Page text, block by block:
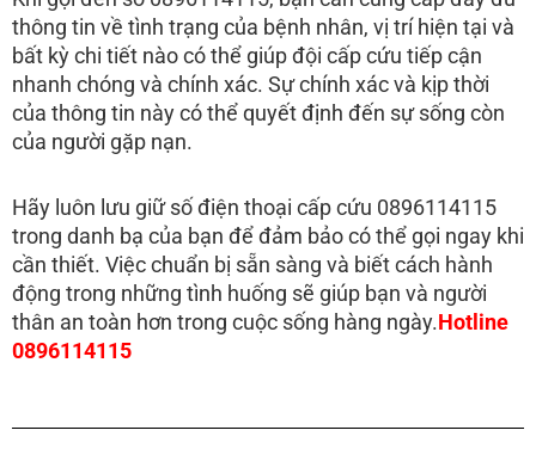
thông tin về tình trạng của bệnh nhân, vị trí hiện tại và
bất kỳ chi tiết nào có thể giúp đội cấp cứu tiếp cận
nhanh chóng và chính xác. Sự chính xác và kịp thời
của thông tin này có thể quyết định đến sự sống còn
của người gặp nạn.
Hãy luôn lưu giữ số điện thoại cấp cứu 0896114115
trong danh bạ của bạn để đảm bảo có thể gọi ngay khi
cần thiết. Việc chuẩn bị sẵn sàng và biết cách hành
động trong những tình huống sẽ giúp bạn và người
thân an toàn hơn trong cuộc sống hàng ngày.Hotline
0896114115